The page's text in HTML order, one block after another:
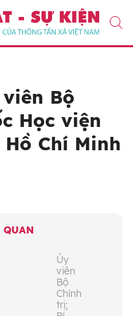
Bộ
Học viện
Chí Minh
Ủy
viên
Bộ
Chính
trị;